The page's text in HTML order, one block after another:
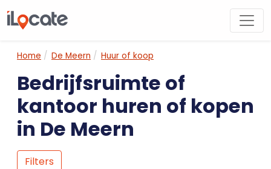
Home De Meern Huur of koop
Bedrijfsruimte of
kantoor huren of kopen
in De Meern
Filters